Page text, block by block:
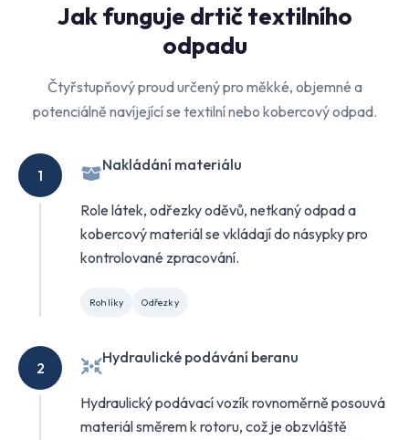
Jak funguje drtič textilního
odpadu
Čtyřstupňový proud určený pro měkké, objemné a
potenciálně navíjející se textilní nebo kobercový odpad.
1
Nakládání materiálu
Role látek, odřezky oděvů, netkaný odpad a
kobercový materiál se vkládají do násypky pro
kontrolované zpracování.
Rohlíky Odřezky
2
Hydraulické podávání beranu
Hydraulický podávací vozík rovnoměrně posouvá
materiál směrem k rotoru, což je obzvláště